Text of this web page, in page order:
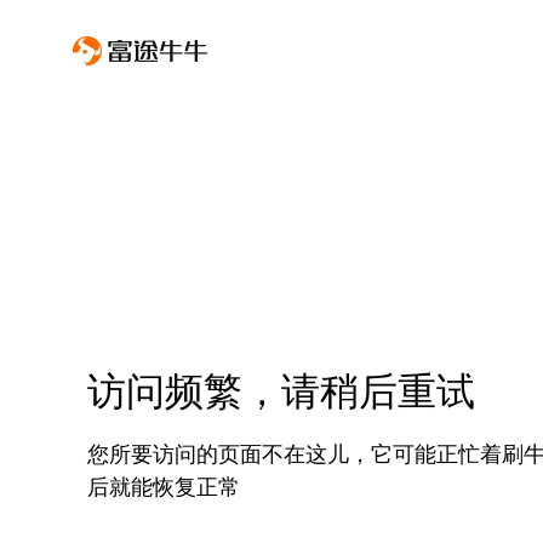
访问频繁，请稍后重试
您所要访问的页面不在这儿，它可能正忙着刷
后就能恢复正常